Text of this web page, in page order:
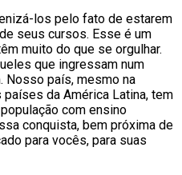
los pelo fato de estarem
seus cursos. Esse é um
muito do que se orgulhar.
que ingressam num
Nosso país, mesmo na
da América Latina, tem
com ensino
conquista, bem próxima de
para vocês, para suas